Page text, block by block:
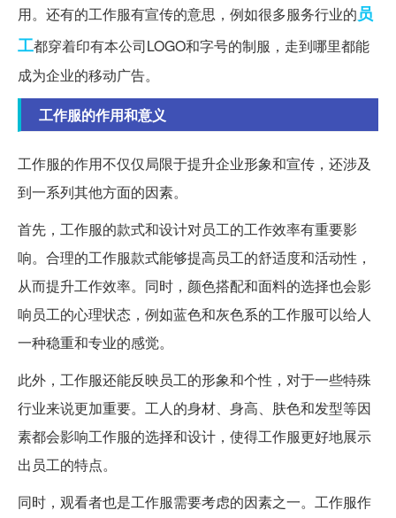
用。还有的工作服有宣传的意思，例如很多服务行业的员
工都穿着印有本公司LOGO和字号的制服，走到哪里都能
成为企业的移动广告。
工作服的作用和意义
工作服的作用不仅仅局限于提升企业形象和宣传，还涉及
到一系列其他方面的因素。
首先，工作服的款式和设计对员工的工作效率有重要影
响。合理的工作服款式能够提高员工的舒适度和活动性，
从而提升工作效率。同时，颜色搭配和面料的选择也会影
响员工的心理状态，例如蓝色和灰色系的工作服可以给人
一种稳重和专业的感觉。
此外，工作服还能反映员工的形象和个性，对于一些特殊
行业来说更加重要。工人的身材、身高、肤色和发型等因
素都会影响工作服的选择和设计，使得工作服更好地展示
出员工的特点。
同时，观看者也是工作服需要考虑的因素之一。工作服作